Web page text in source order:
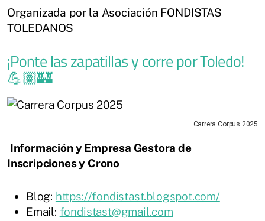
Organizada por la Asociación FONDISTAS
TOLEDANOS
¡Ponte las zapatillas y corre por Toledo!
💪🏽🏰
Carrera Corpus 2025
Información y Empresa Gestora de
Inscripciones y Crono
Blog: https://fondistast.blogspot.com/
Email: fondistast@gmail.com